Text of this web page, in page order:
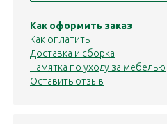
Как оформить заказ
Как оплатить
Доставка и сборка
Памятка по уходу за мебелью
Оставить отзыв